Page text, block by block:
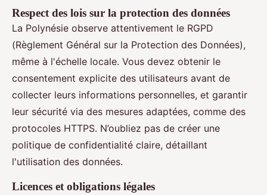
Respect des lois sur la protection des données
La Polynésie observe attentivement le RGPD
(Règlement Général sur la Protection des Données),
même à l'échelle locale. Vous devez obtenir le
consentement explicite des utilisateurs avant de
collecter leurs informations personnelles, et garantir
leur sécurité via des mesures adaptées, comme des
protocoles HTTPS. N’oubliez pas de créer une
politique de confidentialité claire, détaillant
l'utilisation des données.
Licences et obligations légales